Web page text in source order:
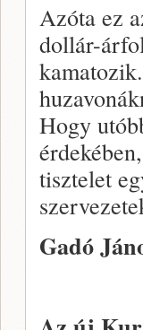
Azóta ez
dollár-
Hogy
tisztelet
Gadó